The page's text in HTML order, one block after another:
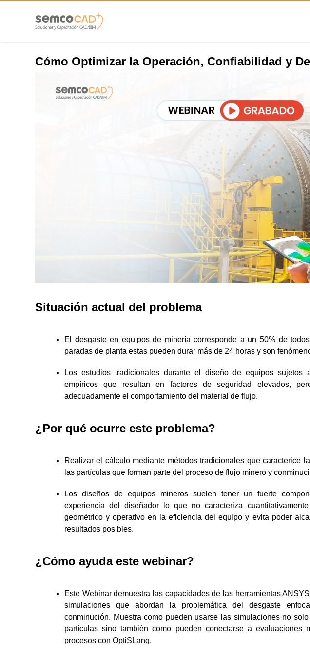
Cómo Optimizar la Operación, Confiabilidad y
Situación actual del problema
El desgaste en equipos de minería corresponde a un 50% de
paradas de planta estas pueden durar más de 24 horas y son
Los estudios tradicionales durante el diseño de equipos sujetos
empíricos que resultan en factores de seguridad elevados,
adecuadamente el comportamiento del material de flujo.
¿Por qué ocurre este problema?
Realizar el cálculo mediante métodos tradicionales que caracterice
las partículas que forman parte del proceso de flujo minero y
Los diseños de equipos mineros suelen tener un fuerte
experiencia del diseñador lo que no caracteriza
geométrico y operativo en la eficiencia del equipo y evita poder
resultados posibles.
¿Cómo ayuda este webinar?
Este Webinar demuestra las capacidades de las herramientas
simulaciones que abordan la problemática del desgaste
conminución. Muestra como pueden usarse las simulaciones no
partículas sino también como pueden conectarse a evaluaciones
procesos con OptiSLang.